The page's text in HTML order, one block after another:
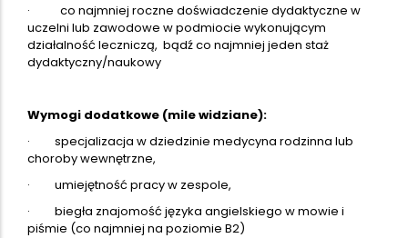
· co najmniej roczne doświadczenie dydaktyczne w
uczelni lub zawodowe w podmiocie wykonującym
działalność leczniczą, bądź co najmniej jeden staż
dydaktyczny/naukowy
Wymogi dodatkowe (mile widziane):
· specjalizacja w dziedzinie medycyna rodzinna lub
choroby wewnętrzne,
· umiejętność pracy w zespole,
· biegła znajomość języka angielskiego w mowie i
piśmie (co najmniej na poziomie B2)